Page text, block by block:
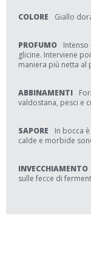
COLORE Giallo
PROFUMO
glicine. Interviene
maniera più netta al
ABBINAMENTI
valdostana, pesci e
SAPORE
In bocca
calde e morbide
INVECCHIAMENTO
sulle fecce di